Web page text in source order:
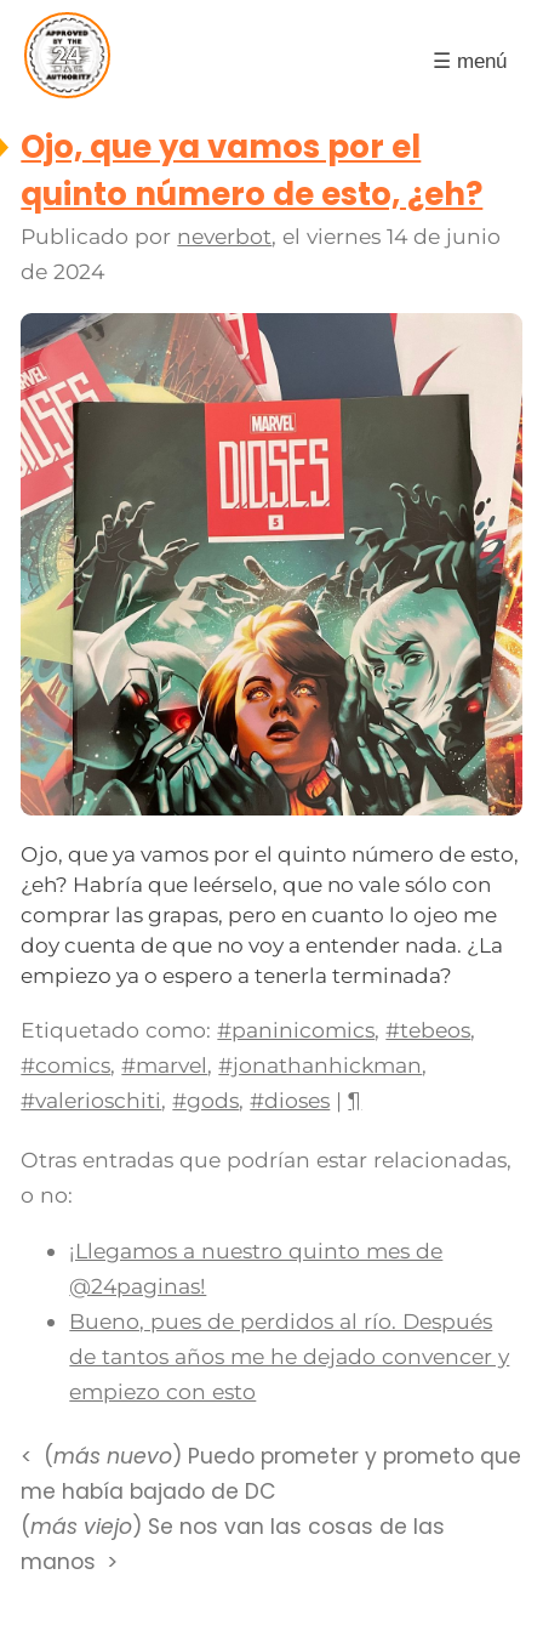
☰ menú
Ojo, que ya vamos por el
quinto número de esto, ¿eh?
Publicado por neverbot, elviernes 14 de junio
de 2024
Ojo, que ya vamos por el quinto número de esto,
¿eh? Habría que leérselo, que no vale sólo con
comprar las grapas, pero en cuanto lo ojeo me
doy cuenta de que no voy a entender nada. ¿La
empiezo ya o espero a tenerla terminada?
Etiquetado como: #paninicomics,#tebeos,
#comics,#marvel,#jonathanhickman,
#valerioschiti,#gods,#dioses |¶
Otras entradas que podrían estar relacionadas,
o no:
¡Llegamos a nuestro quinto mes de
@24paginas!
Bueno, pues de perdidos al río. Después
de tantos años me he dejado convencer y
empiezo con esto
(más nuevo) Puedo prometer y prometo que
me había bajado de DC
(más viejo) Se nos van las cosas de las
manos